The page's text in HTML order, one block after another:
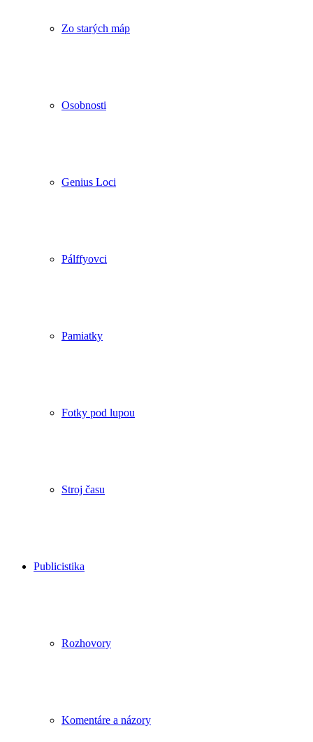
Zo starých máp
Osobnosti
Genius Loci
Pálffyovci
Pamiatky
Fotky pod lupou
Stroj času
Publicistika
Rozhovory
Komentáre a názory